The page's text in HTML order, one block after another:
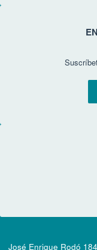
José Enrique Rodó